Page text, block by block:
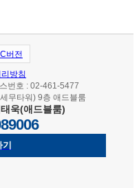
버전
방침
번호 : 02-461-5477
무타워) 9층 애드블룸
욱(애드블룸)